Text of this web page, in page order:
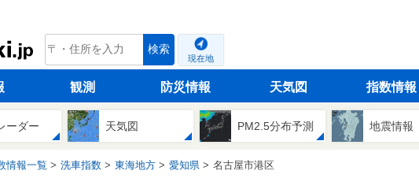
tenki.jp 検索
現在地
観測 防災情報 天気図 指数情報
ーダー 天気図 PM2.5分布予測 地震情報
情報一覧 洗車指数 東海地方 愛知県 名古屋市港区